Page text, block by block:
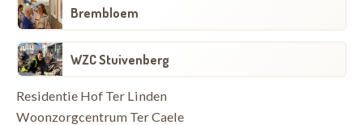
Brembloem
WZC Stuivenberg
Residentie Hof Ter Linden
Woonzorgcentrum Ter Caele